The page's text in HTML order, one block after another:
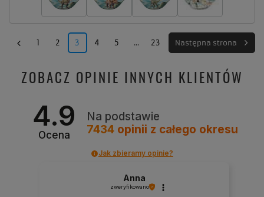
1 2 3 4 5 ... 23 Następna strona
ZOBACZ OPINIE INNYCH KLIENTÓW
4.9
Ocena
Na podstawie
7434 opinii z całego okresu
Jak zbieramy opinie?
Anna
zweryfikowano